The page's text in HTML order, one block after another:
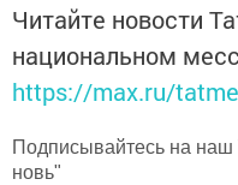
Читайте новости
национальном
https://max.ru/
Подписывайтесь на наш
новь"